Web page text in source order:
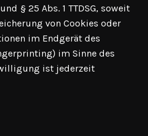
§ 25 Abs. 1 TTDSG, soweit
von Cookies oder
im Endgerät des
im Sinne des
ist jederzeit